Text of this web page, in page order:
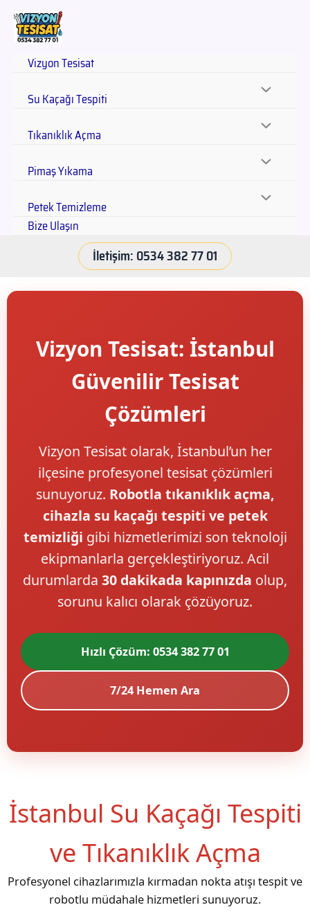
Vizyon Tesisat
Su Kaçağı Tespiti
Tıkanıklık Açma
Pimaş Yıkama
Petek Temizleme
Bize Ulaşın
İletişim: 0534 382 77 01
Vizyon Tesisat: İstanbul
Güvenilir Tesisat
Çözümleri
Vizyon Tesisat olarak, İstanbul’un her
ilçesine profesyonel tesisat çözümleri
sunuyoruz. Robotla tıkanıklık açma,
cihazla su kaçağı tespiti ve petek
temizliği gibi hizmetlerimizi son teknoloji
ekipmanlarla gerçekleştiriyoruz. Acil
durumlarda 30 dakikada kapınızda olup,
sorunu kalıcı olarak çözüyoruz.
Hızlı Çözüm: 0534 382 77 01
7/24 Hemen Ara
İstanbul Su Kaçağı Tespiti
ve Tıkanıklık Açma
Profesyonel cihazlarımızla kırmadan nokta atışı tespit ve
robotlu müdahale hizmetleri sunuyoruz.